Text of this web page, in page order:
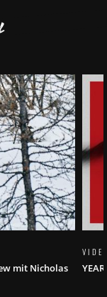
mit Nicholas